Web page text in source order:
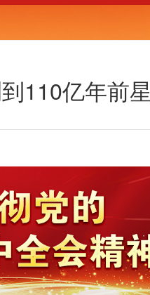
110亿年前